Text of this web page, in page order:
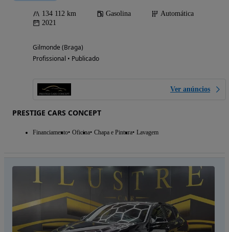
134 112 km Gasolina
Automática
2021
Gilmonde (Braga)
Profissional • Publicado
Ver anúncios
PRESTIGE CARS CONCEPT
Financiamento Oficina Chapa e Pintura Lavagem